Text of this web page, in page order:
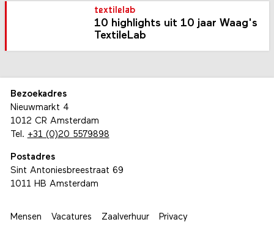
textilelab
10 highlights uit 10 jaar Waag's
TextileLab
Bezoekadres
Nieuwmarkt 4
1012 CR Amsterdam
Tel. +31 (0)20 5579898
Postadres
Sint Antoniesbreestraat 69
1011 HB Amsterdam
Mensen Vacatures Zaalverhuur Privacy